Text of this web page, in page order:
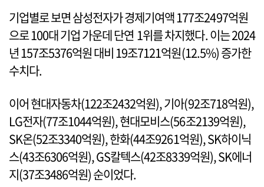
기업별로 보면 삼성전자가 경제기여액 177조2497억원
으로 100대 기업 가운데 단연 1위를 차지했다. 이는 2024
년 157조5376억원 대비 19조7121억원(12.5%) 증가한
수치다.
이어 현대자동차(122조2432억원), 기아(92조718억원),
LG전자(77조1044억원), 현대모비스(56조2139억원),
SK온(52조3340억원), 한화(44조9261억원), SK하이닉
스(43조6306억원), GS칼텍스(42조8339억원), SK에너
지(37조3486억원) 순이었다.